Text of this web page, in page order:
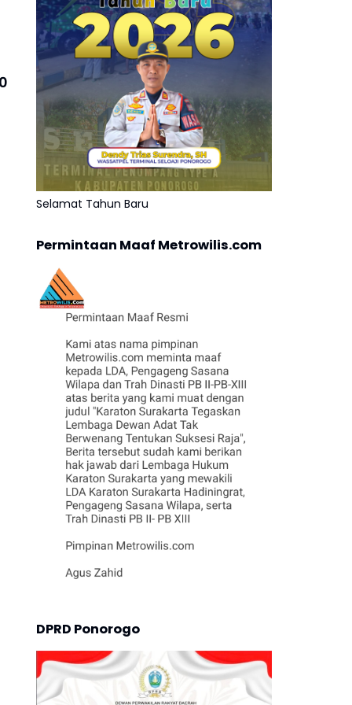
Selamat Tahun Baru
Permintaan Maaf Metrowilis.com
DPRD Ponorogo